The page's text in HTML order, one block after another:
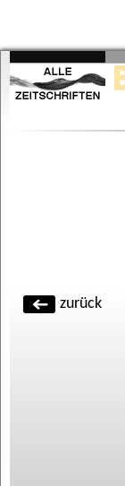
zurück